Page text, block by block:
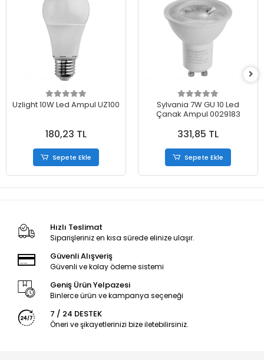
Uzlight 10W Led Ampul UZ100
180,23 TL
Sepete Ekle
Sylvania 7W GU 10 Led
Çanak Ampul 0029183
331,85 TL
Sepete Ekle
Hızlı Teslimat
Siparişleriniz en kısa sürede elinize ulaşır.
Güvenli Alışveriş
Güvenli ve kolay ödeme sistemi
Geniş Ürün Yelpazesi
Binlerce ürün ve kampanya seçeneği
7 / 24 DESTEK
Öneri ve şikayetlerinizi bize iletebilirsiniz.